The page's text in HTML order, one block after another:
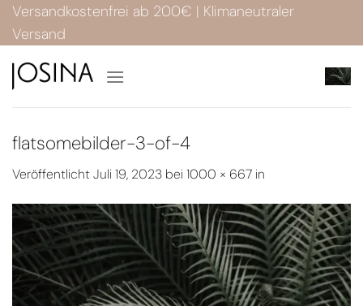
Zum
Inhalt
springen
Versandkostenfrei ab 200€ | Klimaneutraler
Versand
flatsomebilder-3-of-4
VeröffentlichtJuli 19, 2023 bei 1000 × 667 in